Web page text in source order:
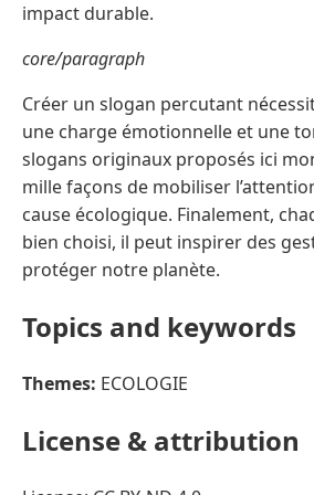
impact durable.
core/paragraph
Créer un slogan percutant
une charge émotionnelle et une
slogans originaux proposés ici
mille façons de mobiliser
cause écologique. Finalement,
bien choisi, il peut inspirer des
protéger notre planète.
Topics and keywords
Themes: ECOLOGIE
License & attribution